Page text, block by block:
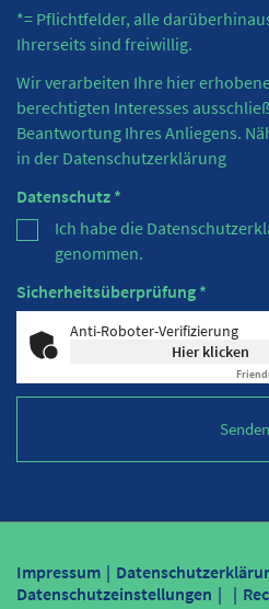
*= Pflichtfelder, alle
Ihrerseits sind freiwillig.
Wir verarbeiten Ihre hier
berechtigten Interesses
Beantwortung Ihres Anliegens.
in der Datenschutzerklärung
Datenschutz *
Ich habe die
genommen.
Sicherheitsüberprüfung *
Anti-Roboter-Verifizierung
Hier klicken
Impressum
Datenschutzeinstellungen